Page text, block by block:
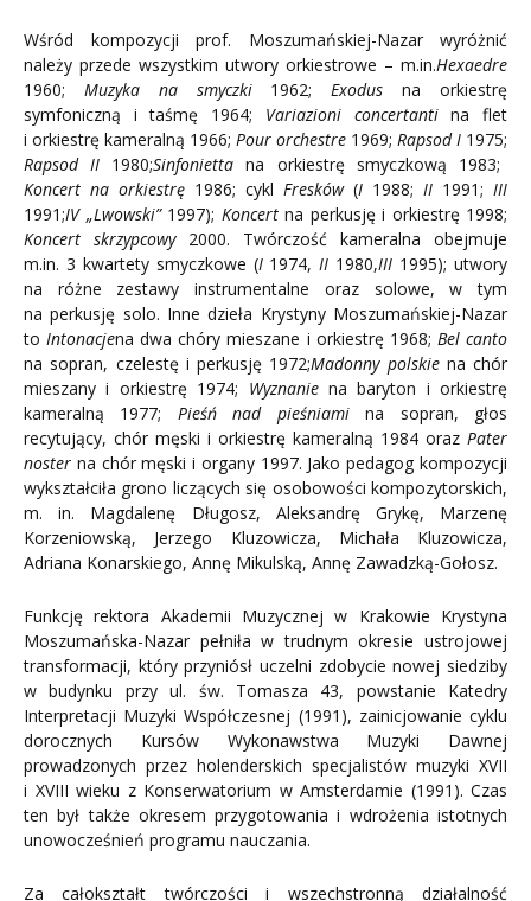
Wśród kompozycji prof. Moszumańskiej-Nazar wyróżnić
należy przede wszystkim utwory orkiestrowe – m.in.Hexaedre
1960; Muzyka na smyczki 1962;Exodus na orkiestrę
symfoniczną i taśmę 1964; Variazioni concertantina flet
i orkiestrę kameralną 1966; Pour orchestre 1969; Rapsod I 1975;
Rapsod II 1980;Sinfonietta na orkiestrę smyczkową 1983;
Koncert na orkiestrę 1986; cykl Fresków(I 1988; II 1991; III
1991;IV „Lwowski”1997); Koncert na perkusję i orkiestrę 1998;
Koncert skrzypcowy2000. Twórczość kameralna obejmuje
m.in. 3 kwartety smyczkowe (I1974,II 1980,III 1995); utwory
na różne zestawy instrumentalne oraz solowe, w tym
na perkusję solo. Inne dzieła Krystyny Moszumańskiej-Nazar
toIntonacjena dwa chóry mieszane i orkiestrę 1968; Bel canto
na sopran, czelestę i perkusję 1972;Madonny polskiena chór
mieszany i orkiestrę 1974; Wyznaniena baryton i orkiestrę
kameralną 1977; Pieśń nad pieśniamina sopran, głos
recytujący, chór męski i orkiestrę kameralną 1984 oraz Pater
noster na chór męski i organy 1997. Jako pedagog kompozycji
wykształciła grono liczących się osobowości kompozytorskich,
m. in. Magdalenę Długosz, Aleksandrę Grykę, Marzenę
Korzeniowską, Jerzego Kluzowicza, Michała Kluzowicza,
Adriana Konarskiego, Annę Mikulską, Annę Zawadzką-Gołosz.
Funkcję rektora Akademii Muzycznej w Krakowie Krystyna
Moszumańska-Nazar pełniła w trudnym okresie ustrojowej
transformacji, który przyniósł uczelni zdobycie nowej siedziby
w budynku przy ul. św. Tomasza 43, powstanie Katedry
Interpretacji Muzyki Współczesnej (1991), zainicjowanie cyklu
dorocznych Kursów Wykonawstwa Muzyki Dawnej
prowadzonych przez holenderskich specjalistów muzyki XVII
i XVIII wieku z Konserwatorium w Amsterdamie (1991). Czas
ten był także okresem przygotowania i wdrożenia istotnych
unowocześnień programu nauczania.
Za całokształt twórczości i wszechstronną działalność